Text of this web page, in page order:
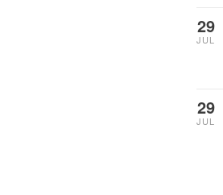
29
JUL
29
JUL